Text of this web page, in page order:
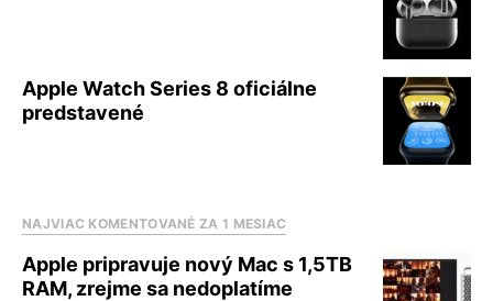
Apple Watch Series 8 oficiálne
predstavené
NAJVIAC KOMENTOVANÉ ZA 1 MESIAC
Apple pripravuje nový Mac s 1,5TB
RAM, zrejme sa nedoplatíme